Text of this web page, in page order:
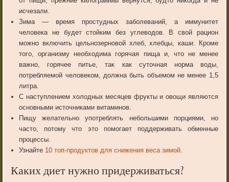
исчезали.
Зима — время простудных заболеваний, а иммунитет
человека не будет стойким без углеводов. В свой рацион
можно включить цельнозерновой хлеб, хлебцы, каши. Кроме
того, организму необходима горячая пища и, что не менее
важно, горячее питье, так как суточная норма воды,
потребляемой человеком, должна быть объемом не менее 1,5
литра.
С наступлением холодных месяцев фрукты и овощи являются
основными источниками витаминов.
Пищу желательно употреблять небольшими порциями, но
часто, потому что это помогает поддерживать обменные
процессы.
Узнайте 10 топ-продуктов для снижения веса зимой.
Каких диет нужно придерживаться?